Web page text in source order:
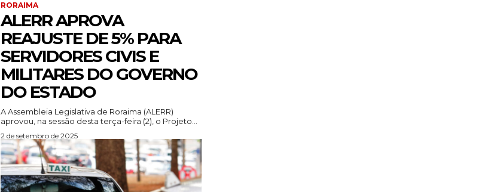
RORAIMA
ALERR APROVA
REAJUSTE DE 5% PARA
SERVIDORES CIVIS E
MILITARES DO GOVERNO
DO ESTADO
A Assembleia Legislativa de Roraima (ALERR)
aprovou, na sessão desta terça-feira (2), o Projeto...
2 de setembro de 2025